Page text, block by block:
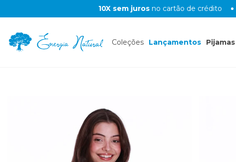
10X sem jurosno cartão de crédito
Coleções Lançamentos